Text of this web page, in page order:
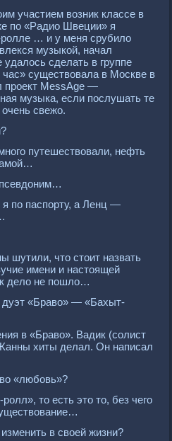
участием возник классе в
по «Радио Швеции» я
… и у меня срубило
музыкой, начал
удалось сделать в группе
час» существовала в Москве в
проект MessAge —
музыка, если послушать те
свежо.
путешествовали, нефть
по паспорту, а Ленц —
шутили, что стоит назвать
имени и настоящей
дело не пошло…
дуэт «Браво» — «Бахыт-
в «Браво». Вадик (солист
хиты делал. Он написал
«любовь»?
то есть это то, без чего
в своей жизни?